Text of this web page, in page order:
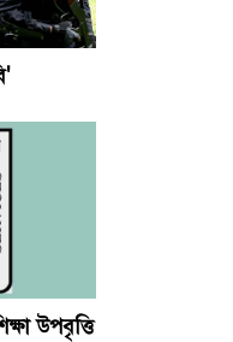
উপবৃত্তি